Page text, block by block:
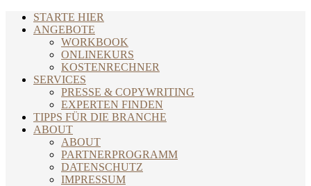
STARTE HIER
ANGEBOTE
WORKBOOK
ONLINEKURS
KOSTENRECHNER
SERVICES
PRESSE & COPYWRITING
EXPERTEN FINDEN
TIPPS FÜR DIE BRANCHE
ABOUT
ABOUT
PARTNERPROGRAMM
DATENSCHUTZ
IMPRESSUM